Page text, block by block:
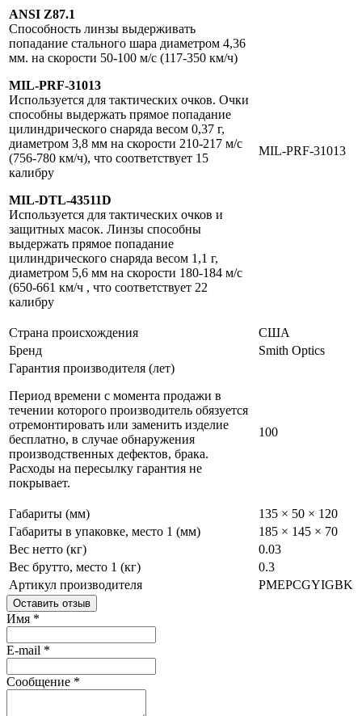
ANSI Z87.1
Способность линзы выдерживать
попадание стального шара диаметром 4,36
мм. на скорости 50-100 м/с (117-350 км/ч)
MIL-PRF-31013
Используется для тактических очков. Очки
способны выдержать прямое попадание
цилиндрического снаряда весом 0,37 г,
диаметром 3,8 мм на скорости 210-217 м/с
(756-780 км/ч), что соответствует 15
калибру
MIL-DTL-43511D
Используется для тактических очков и
защитных масок. Линзы способны
выдержать прямое попадание
цилиндрического снаряда весом 1,1 г,
диаметром 5,6 мм на скорости 180-184 м/с
(650-661 км/ч , что соответствует 22
калибру
MIL-PRF-31013
Страна происхождения
США
Бренд
Smith Optics
Гарантия производителя (лет)
Период времени с момента продажи в
течении которого производитель обязуется
отремонтировать или заменить изделие
бесплатно, в случае обнаружения
производственных дефектов, брака.
Расходы на пересылку гарантия не
покрывает.
100
Габариты (мм)
135 × 50 × 120
Габариты в упаковке, место 1 (мм)
185 × 145 × 70
Вес нетто (кг)
0.03
Вес брутто, место 1 (кг)
0.3
Артикул производителя
PMEPCGYIGBK
Оставить отзыв
Имя *
E-mail *
Сообщение *